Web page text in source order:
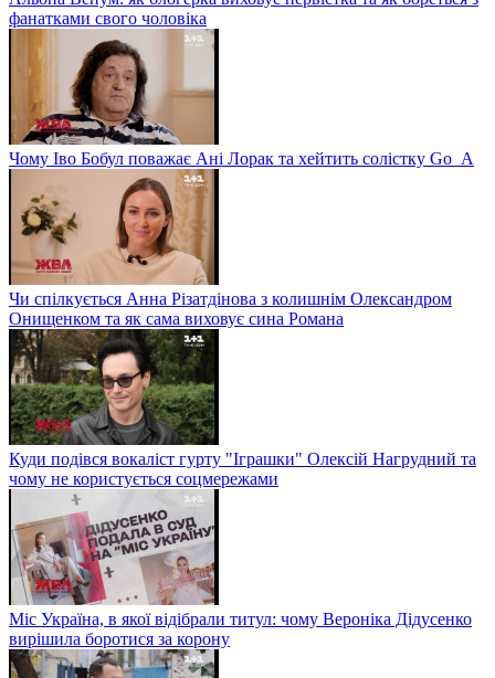
фанатками свого чоловіка
Чому Іво Бобул поважає Ані Лорак та хейтить солістку Go_A
Чи спілкується Анна Різатдінова з колишнім Олександром
Онищенком та як сама виховує сина Романа
Куди подівся вокаліст гурту "Іграшки" Олексій Нагрудний та
чому не користується соцмережами
Міс Україна, в якої відібрали титул: чому Вероніка Дідусенко
вирішила боротися за корону